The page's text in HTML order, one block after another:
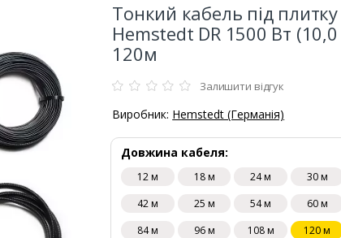
Тонкий кабель під плитку
Hemstedt DR 1500 Вт
120м
Залишити відгук
Виробник: Hemstedt (Германія)
Довжина кабеля:
12 м 18 м 24 м 30 м
42 м
25 м 54 м 60 м
84 м
96 м 108 м 120 м